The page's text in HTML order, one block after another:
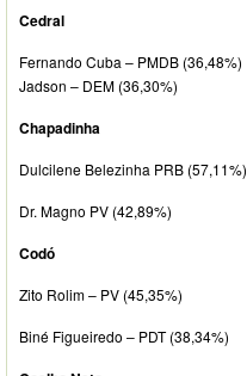
Cedral
Fernando Cuba – PMDB (36,48%)
Jadson – DEM (36,30%)
Chapadinha
Dulcilene Belezinha PRB (57,11%)
Dr. Magno PV (42,89%)
Codó
Zito Rolim – PV (45,35%)
Biné Figueiredo – PDT (38,34%)